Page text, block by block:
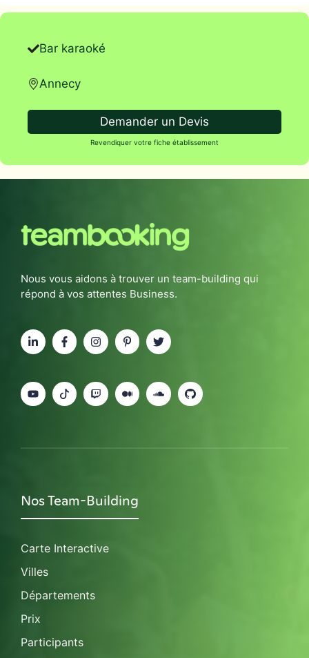
Bar karaoké
Annecy
Demander un Devis
Revendiquer votre fiche établissement
Nous vous aidons à trouver un team-building qui
répond à vos attentes Business.
Nos Team-Building
Carte Interactive
Villes
Départements
Prix
Participants